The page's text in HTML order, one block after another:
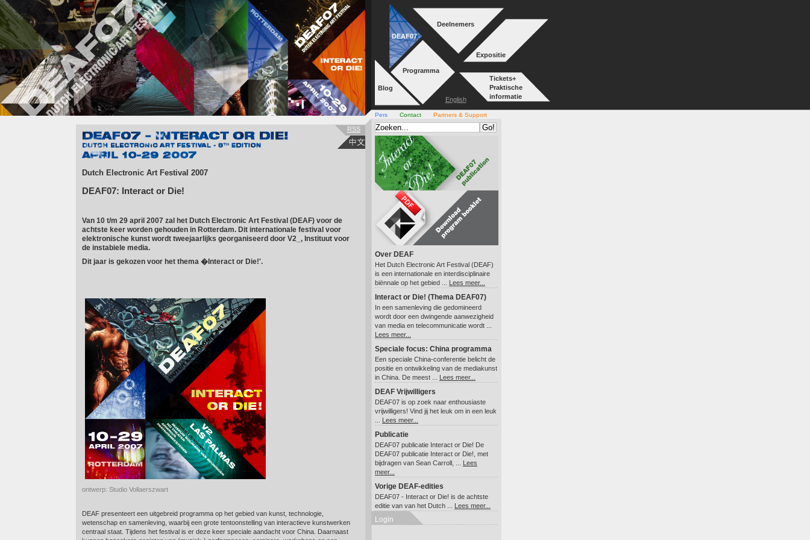
DEAF07
Blog
Programma
Expositie
Deelnemers
Tickets+
Praktische
informatie
Pers Contact Partners & Support
English
April 10th�29th 2007
RSS
Dutch Electronic Art Festival 2007
DEAF07: Interact or Die!
Van 10 t/m 29 april 2007 zal het Dutch Electronic Art Festival (DEAF) voor de
achtste keer worden gehouden in Rotterdam. Dit internationale festival voor
elektronische kunst wordt tweejaarlijks georganiseerd door V2_, Instituut voor
de instabiele media.
Dit jaar is gekozen voor het thema �Interact or Die!'.
ontwerp: Studio Vollaerszwart
DEAF presenteert een uitgebreid programma op het gebied van kunst, technologie,
wetenschap en samenleving, waarbij een grote tentoonstelling van interactieve kunstwerken
centraal staat. Tijdens het festival is er deze keer speciale aandacht voor China. Daarnaast
Over DEAF
Het Dutch Electronic Art Festival (DEAF)
is een internationale en interdisciplinaire
biënnale op het gebied ... Lees meer...
Interact or Die! (Thema DEAF07)
In een samenleving die gedomineerd
wordt door een dwingende aanwezigheid
van media en telecommunicatie wordt ...
Lees meer...
Speciale focus: China programma
Een speciale China-conferentie belicht de
positie en ontwikkeling van de mediakunst
in China. De meest ... Lees meer...
DEAF Vrijwilligers
DEAF07 is op zoek naar enthousiaste
vrijwilligers! Vind jij het leuk om in een leuk
Lees meer...
Publicatie
DEAF07 publicatie Interact or Die! De
DEAF07 publicatie Interact or Die!, met
bijdragen van Sean Carroll, ... Lees
meer...
Vorige DEAF-edities
DEAF07 - Interact or Die! is de achtste
editie van van het Dutch ... Lees meer...
Login